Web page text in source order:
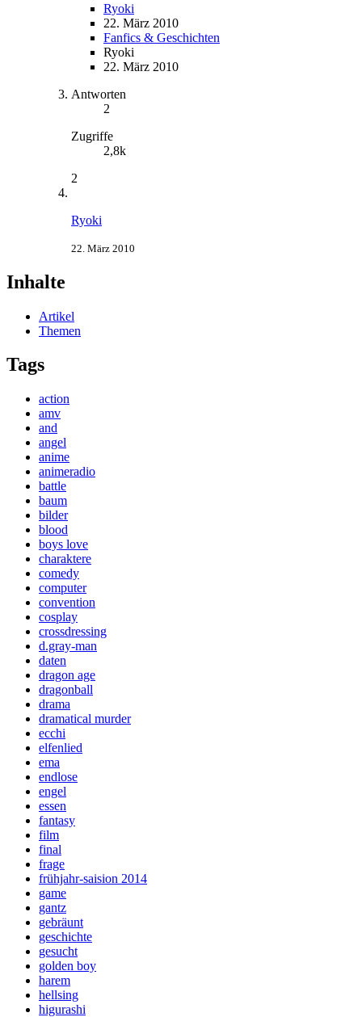
Ryoki
22. März 2010
Fanfics & Geschichten
Ryoki
22. März 2010
Antworten
2
Zugriffe
2,8k
2
Ryoki
22. März 2010
Inhalte
Artikel
Themen
Tags
action
amv
and
angel
anime
animeradio
battle
baum
bilder
blood
boys love
charaktere
comedy
computer
convention
cosplay
crossdressing
d.gray-man
daten
dragon age
dragonball
drama
dramatical murder
ecchi
elfenlied
ema
endlose
engel
essen
fantasy
film
final
frage
frühjahr-saision 2014
game
gantz
gebräunt
geschichte
gesucht
golden boy
harem
hellsing
higurashi